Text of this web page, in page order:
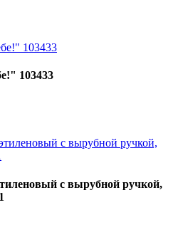
103433
с вырубной ручкой,